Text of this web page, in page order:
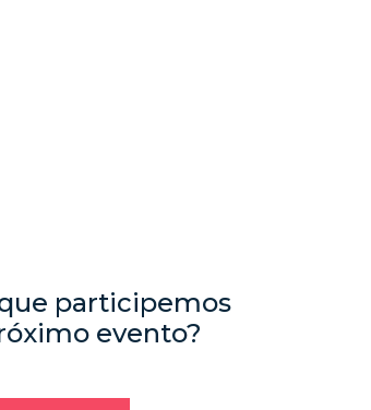
participemos
evento?